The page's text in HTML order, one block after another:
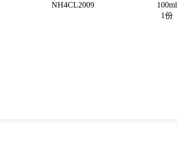
NH4CL2009
100ml
1份